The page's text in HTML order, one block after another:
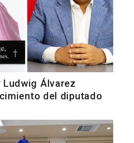
Ludwig Álvarez
del diputado